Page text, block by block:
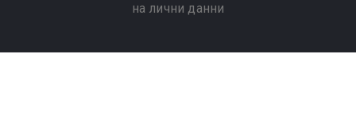
на лични данни